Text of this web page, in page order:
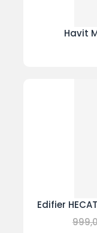
Havit
Edifier